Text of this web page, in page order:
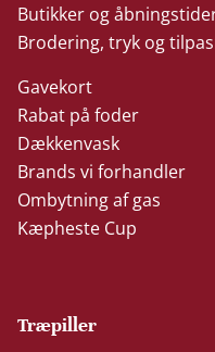
Butikker og
Brodering, tryk og
Gavekort
Rabat på foder
Dækkenvask
Brands vi forhandler
Ombytning af gas
Kæpheste Cup
Træpiller